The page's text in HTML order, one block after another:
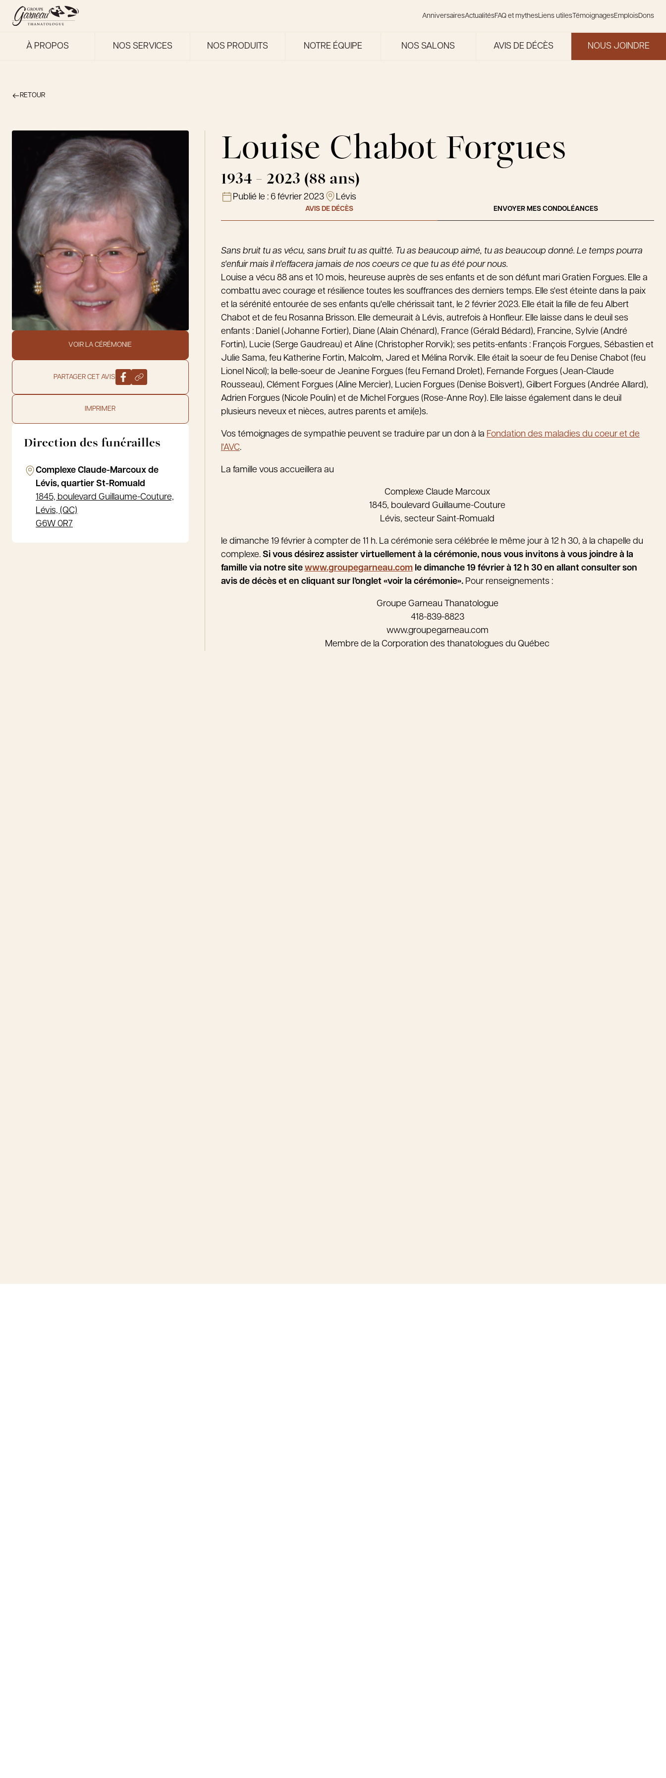
AnniversairesActualitésFAQ et mythesLiens utilesTémoignagesEmploisDons
À PROPOS NOS SERVICES NOS PRODUITS NOTRE ÉQUIPE NOS SALONS AVIS DE DÉCÈS NOUS JOINDRE
RETOUR
VOIR LA CÉRÉMONIE
PARTAGER CET AVIS
IMPRIMER
Direction des funérailles
Complexe Claude-Marcoux de
Lévis, quartier St-Romuald
1845, boulevard Guillaume-Couture,
Lévis, (QC)
G6W 0R7
Louise Chabot Forgues
1934 - 2023 (88 ans)
Publié le : 6 février 2023 Lévis
AVIS DE DÉCÈS ENVOYER MES CONDOLÉANCES
Sans bruit tu as vécu, sans bruit tu as quitté. Tu as beaucoup aimé, tu as beaucoup donné. Le temps pourra
s'enfuir mais il n'effacera jamais de nos coeurs ce que tu as été pour nous.
Louise a vécu 88 ans et 10 mois, heureuse auprès de ses enfants et de son défunt mari Gratien Forgues. Elle a
combattu avec courage et résilience toutes les souffrances des derniers temps. Elle s'est éteinte dans la paix
et la sérénité entourée de ses enfants qu'elle chérissait tant, le 2 février 2023. Elle était la fille de feu Albert
Chabot et de feu Rosanna Brisson. Elle demeurait à Lévis, autrefois à Honfleur. Elle laisse dans le deuil ses
enfants : Daniel (Johanne Fortier), Diane (Alain Chénard), France (Gérald Bédard), Francine, Sylvie (André
Fortin), Lucie (Serge Gaudreau) et Aline (Christopher Rorvik); ses petits-enfants : François Forgues, Sébastien et
Julie Sama, feu Katherine Fortin, Malcolm, Jared et Mélina Rorvik. Elle était la soeur de feu Denise Chabot (feu
Lionel Nicol); la belle-soeur de Jeanine Forgues (feu Fernand Drolet), Fernande Forgues (Jean-Claude
Rousseau), Clément Forgues (Aline Mercier), Lucien Forgues (Denise Boisvert), Gilbert Forgues (Andrée Allard),
Adrien Forgues (Nicole Poulin) et de Michel Forgues (Rose-Anne Roy). Elle laisse également dans le deuil
plusieurs neveux et nièces, autres parents et ami(e)s.
Vos témoignages de sympathie peuvent se traduire par un don à la Fondation des maladies du coeur et de
l'AVC.
La famille vous accueillera au
Complexe Claude Marcoux
1845, boulevard Guillaume-Couture
Lévis, secteur Saint-Romuald
le dimanche 19 février à compter de 11 h. La cérémonie sera célébrée le même jour à 12 h 30, à la chapelle du
complexe. Si vous désirez assister virtuellement à la cérémonie, nous vous invitons à vous joindre à la
famille via notre site www.groupegarneau.comle dimanche 19 février à 12 h 30 en allant consulter son
avis de décès et en cliquant sur l’onglet «voir la cérémonie». Pour renseignements :
Groupe Garneau Thanatologue
418-839-8823
www.groupegarneau.com
Membre de la Corporation des thanatologues du Québec